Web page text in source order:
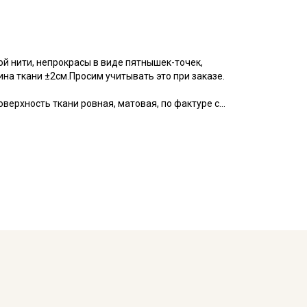
нити, непрокрасы в виде пятнышек-точек,
ткани ±2см.Просим учитывать это при заказе.
ткани ровная, матовая, по фактуре с